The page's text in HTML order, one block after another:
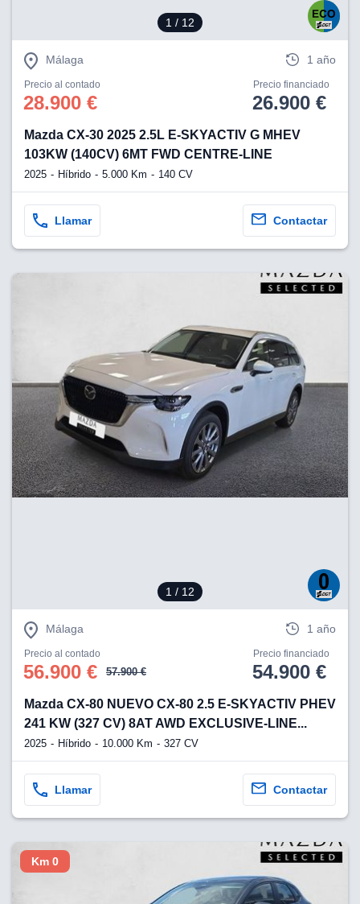
1 / 12
Málaga 1 año
Precio al contado
28.900 €
Precio financiado
26.900 €
Mazda CX-30 2025 2.5L E-SKYACTIV G MHEV
103KW (140CV) 6MT FWD CENTRE-LINE
2025 Híbrido 5.000 Km 140 CV
Llamar Contactar
1 / 12
Málaga 1 año
Precio al contado
56.900 € 57.900 €
Precio financiado
54.900 €
Mazda CX-80 NUEVO CX-80 2.5 E-SKYACTIV PHEV
241 KW (327 CV) 8AT AWD EXCLUSIVE-LINE...
2025 Híbrido 10.000 Km 327 CV
Llamar Contactar
Km 0